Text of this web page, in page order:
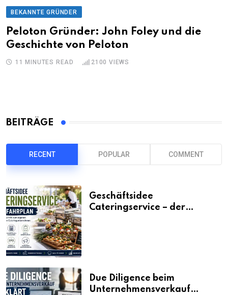
BEKANNTE GRÜNDER
Peloton Gründer: John Foley und die
Geschichte von Peloton
11 MINUTES READ 2100 VIEWS
BEITRÄGE
RECENT POPULAR COMMENT
Geschäftsidee
Cateringservice – der
Due Diligence beim
Unternehmensverkauf